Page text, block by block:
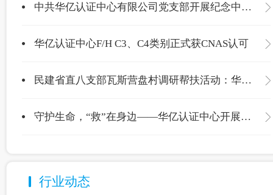
中共华亿认证中心有限公司党支部开展纪念中国共产党成立105周年主题党日活动
华亿认证中心F/H C3、C4类别正式获CNAS认可
民建省直八支部瓦斯营盘村调研帮扶活动：华亿认证中心爱心捐赠温暖校园
守护生命，“救”在身边——华亿认证中心开展应急救护专项培训
行业动态